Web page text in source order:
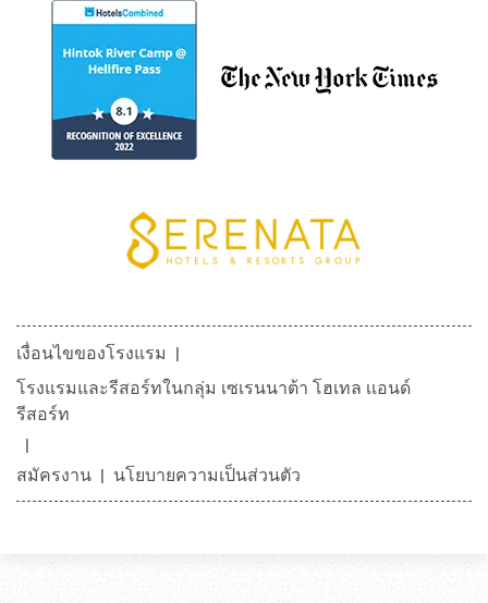
เงื่อนไขของโรงแรม
โรงแรมและรีสอร์ทในกลุ่ม เซเรนนาต้า โฮเทล เเอนด์
รีสอร์ท
สมัครงาน นโยบายความเป็นส่วนตัว